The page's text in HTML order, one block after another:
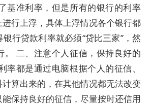
基准利率，但是所有的银行的利率
行上浮，具体上浮情况各个银行都
行贷款利率就必须“贷比三家”，然
。 二、注意个人征信，保持良好的
率都是通过电脑根据个人的征信、
算出来的，在其他情况都无法改变
保持良好的征信，尽量按时还信用